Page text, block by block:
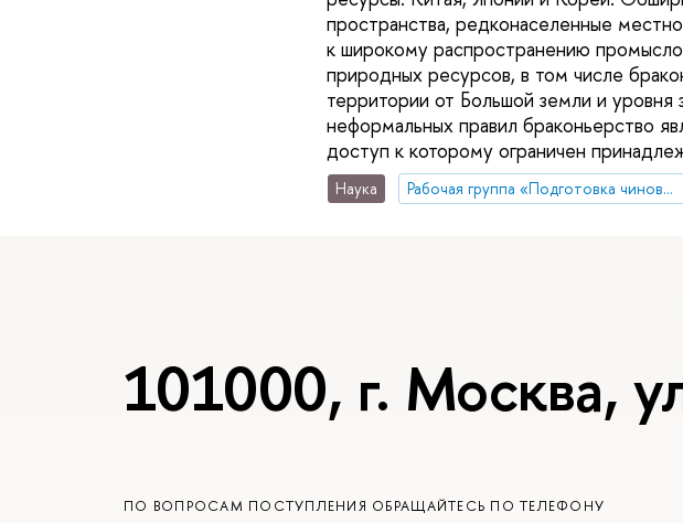
пространства, редконаселенные
к широкому распространению
природных ресурсов, в том числе
территории от Большой земли и
неформальных правил браконьерство
доступ к которому ограничен
Наука Рабочая группа «Подготовка чиновников по особым поручениям»
101000, г. Москва,
ПО ВОПРОСАМ ПОСТУПЛЕНИЯ ОБРАЩАЙТЕСЬ ПО ТЕЛЕФОНУ